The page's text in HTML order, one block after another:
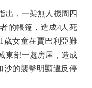
，一架無人機周四
的帳篷，造成4人死
歲女童在賈巴利亞難
東部一處房屋，造成
沙的襲擊明顯違反停